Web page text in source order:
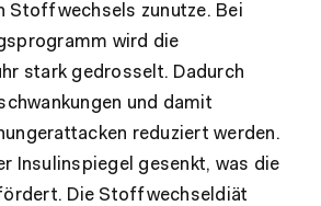
Stoffwechsels zunutze. Bei
wird die
stark gedrosselt. Dadurch
und damit
reduziert werden.
Insulinspiegel gesenkt, was die
Die Stoffwechseldiät